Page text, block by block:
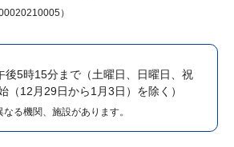
）
後5時15分まで （土曜日、日曜日、祝
（12月29日から1月3日）を除く）
る機関、施設があります。